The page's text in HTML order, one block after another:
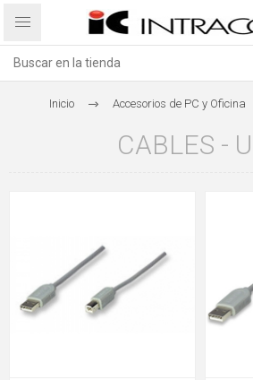
Inicio Accesorios de PC y Oficina
CABLES -